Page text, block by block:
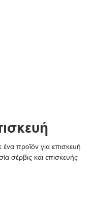
ένα προϊόν για επισκευή
σέρβις και επισκευής